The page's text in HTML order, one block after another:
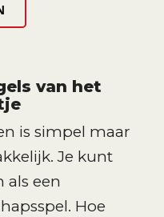
van het
is simpel maar
Je kunt
als een
Hoe